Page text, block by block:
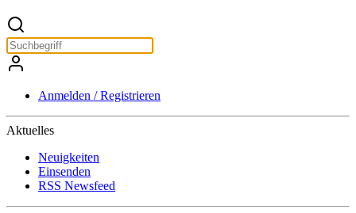
Anmelden / Registrieren
Aktuelles
Neuigkeiten
Einsenden
RSS Newsfeed